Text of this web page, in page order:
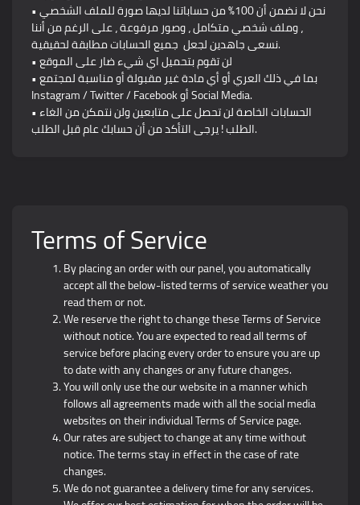
• نحن لا نضمن أن 100٪ من حساباتنا لديها صورة للملف الشخصي
، وملف شخصي متكامل ، وصور مرفوعة ، على الرغم من أننا
نسعى جاهدين لجعل جميع الحسابات مطابقة لحقيقية.
• لن تقوم بتحميل اي شيء ضار على الموقع
• بما في ذلك العري أو أي مادة غير مقبولة أو مناسبة لمجتمع
Instagram / Twitter / Facebook أو Social Media.
• الحسابات الخاصة لن تحصل على متابعين ولن نتمكن من الغاء
الطلب ! يرجى التأكد من أن حسابك عام قبل الطلب.
Terms of Service
By placing an order with our panel, you automatically
accept all the below-listed terms of service weather you
read them or not.
We reserve the right to change these Terms of Service
without notice. You are expected to read all terms of
service before placing every order to ensure you are up
to date with any changes or any future changes.
You will only use the our website in a manner which
follows all agreements made with all the social media
websites on their individual Terms of Service page.
Our rates are subject to change at any time without
notice. The terms stay in effect in the case of rate
changes.
We do not guarantee a delivery time for any services.